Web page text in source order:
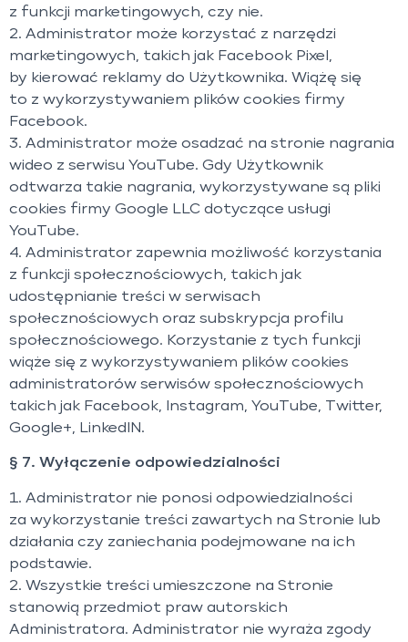
z funkcji marketingowych, czy nie.
2. Administrator może korzystać z narzędzi
marketingowych, takich jak Facebook Pixel,
by kierować reklamy do Użytkownika. Wiążę się
to z wykorzystywaniem plików cookies firmy
Facebook.
3. Administrator może osadzać na stronie nagrania
wideo z serwisu YouTube. Gdy Użytkownik
odtwarza takie nagrania, wykorzystywane są pliki
cookies firmy Google LLC dotyczące usługi
YouTube.
4. Administrator zapewnia możliwość korzystania
z funkcji społecznościowych, takich jak
udostępnianie treści w serwisach
społecznościowych oraz subskrypcja profilu
społecznościowego. Korzystanie z tych funkcji
wiąże się z wykorzystywaniem plików cookies
administratorów serwisów społecznościowych
takich jak Facebook, Instagram, YouTube, Twitter,
Google+, LinkedIN.
§ 7. Wyłączenie odpowiedzialności
1. Administrator nie ponosi odpowiedzialności
za wykorzystanie treści zawartych na Stronie lub
działania czy zaniechania podejmowane na ich
podstawie.
2. Wszystkie treści umieszczone na Stronie
stanowią przedmiot praw autorskich
Administratora. Administrator nie wyraża zgody